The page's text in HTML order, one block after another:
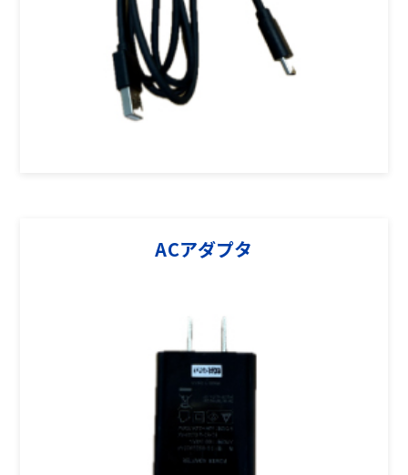
ACアダプタ